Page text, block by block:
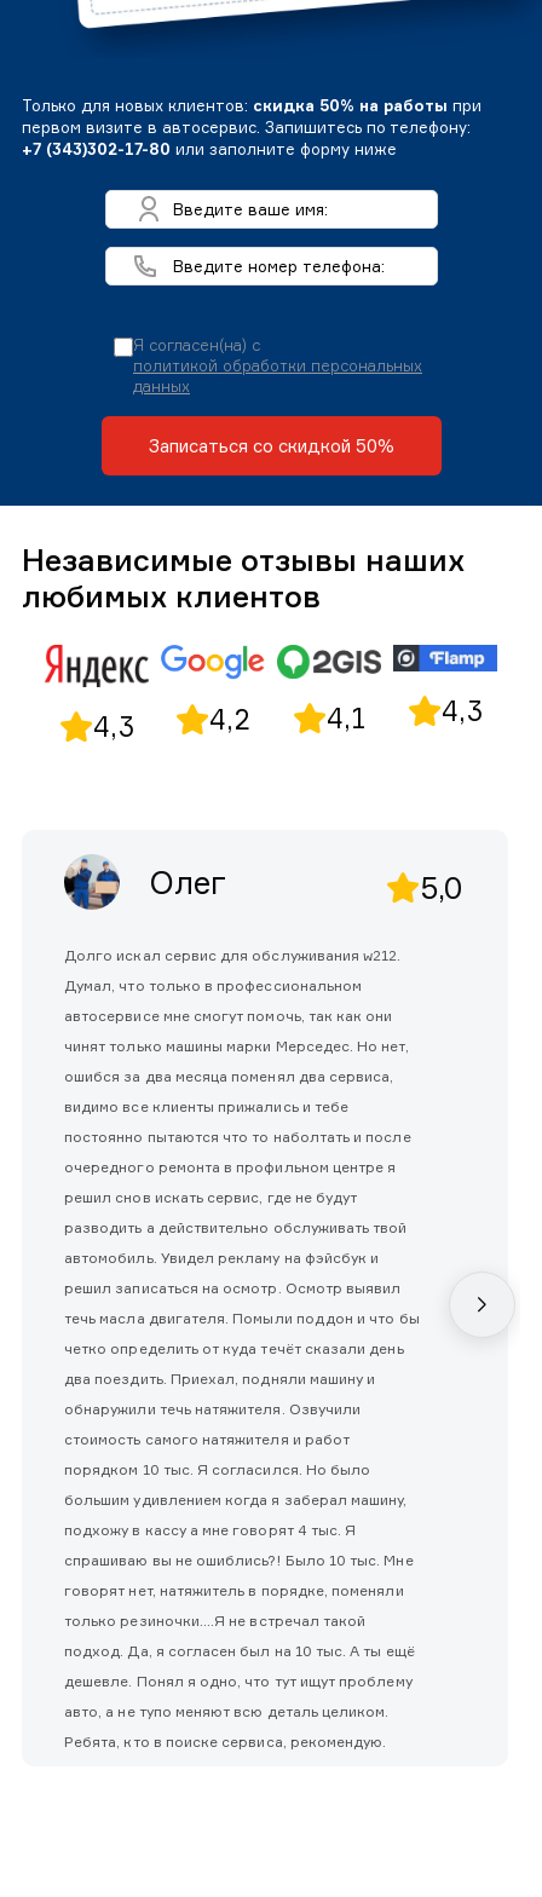
Только для новых клиентов: скидка 50% на работы при
первом визите в автосервис. Запишитесь по телефону:
+7 (343)302-17-80 или заполните форму ниже
Я согласен(на) с
политикой обработки персональных
данных
Записаться со скидкой 50%
Независимые отзывы наших
любимых клиентов
4,3 4,2 4,1 4,3
Олег 5,0
Долго искал сервис для обслуживания w212.
Думал, что только в профессиональном
автосервисе мне смогут помочь, так как они
чинят только машины марки Мерседес. Но нет,
ошибся за два месяца поменял два сервиса,
видимо все клиенты прижались и тебе
постоянно пытаются что то наболтать и после
очередного ремонта в профильном центре я
решил снов искать сервис, где не будут
разводить а действительно обслуживать твой
автомобиль. Увидел рекламу на фэйсбук и
решил записаться на осмотр. Осмотр выявил
течь масла двигателя. Помыли поддон и что бы
четко определить от куда течёт сказали день
два поездить. Приехал, подняли машину и
обнаружили течь натяжителя. Озвучили
стоимость самого натяжителя и работ
порядком 10 тыс. Я согласился. Но было
большим удивлением когда я заберал машину,
подхожу в кассу а мне говорят 4 тыс. Я
спрашиваю вы не ошиблись?! Было 10 тыс. Мне
говорят нет, натяжитель в порядке, поменяли
только резиночки....Я не встречал такой
подход. Да, я согласен был на 10 тыс. А ты ещё
дешевле. Понял я одно, что тут ищут проблему
авто, а не тупо меняют всю деталь целиком.
Ребята, кто в поиске сервиса, рекомендую.